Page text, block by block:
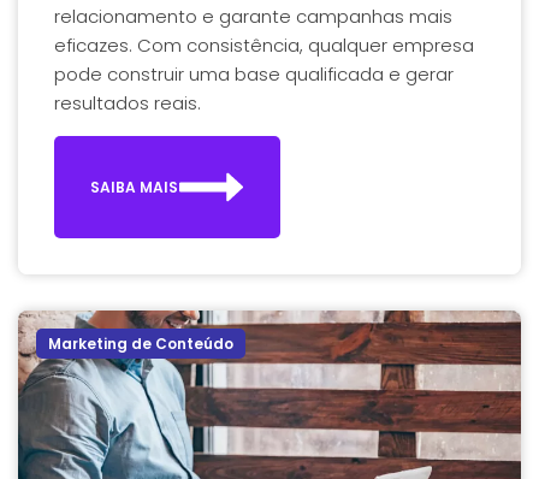
relacionamento e garante campanhas mais
eficazes. Com consistência, qualquer empresa
pode construir uma base qualificada e gerar
resultados reais.
SAIBA MAIS
Marketing de Conteúdo